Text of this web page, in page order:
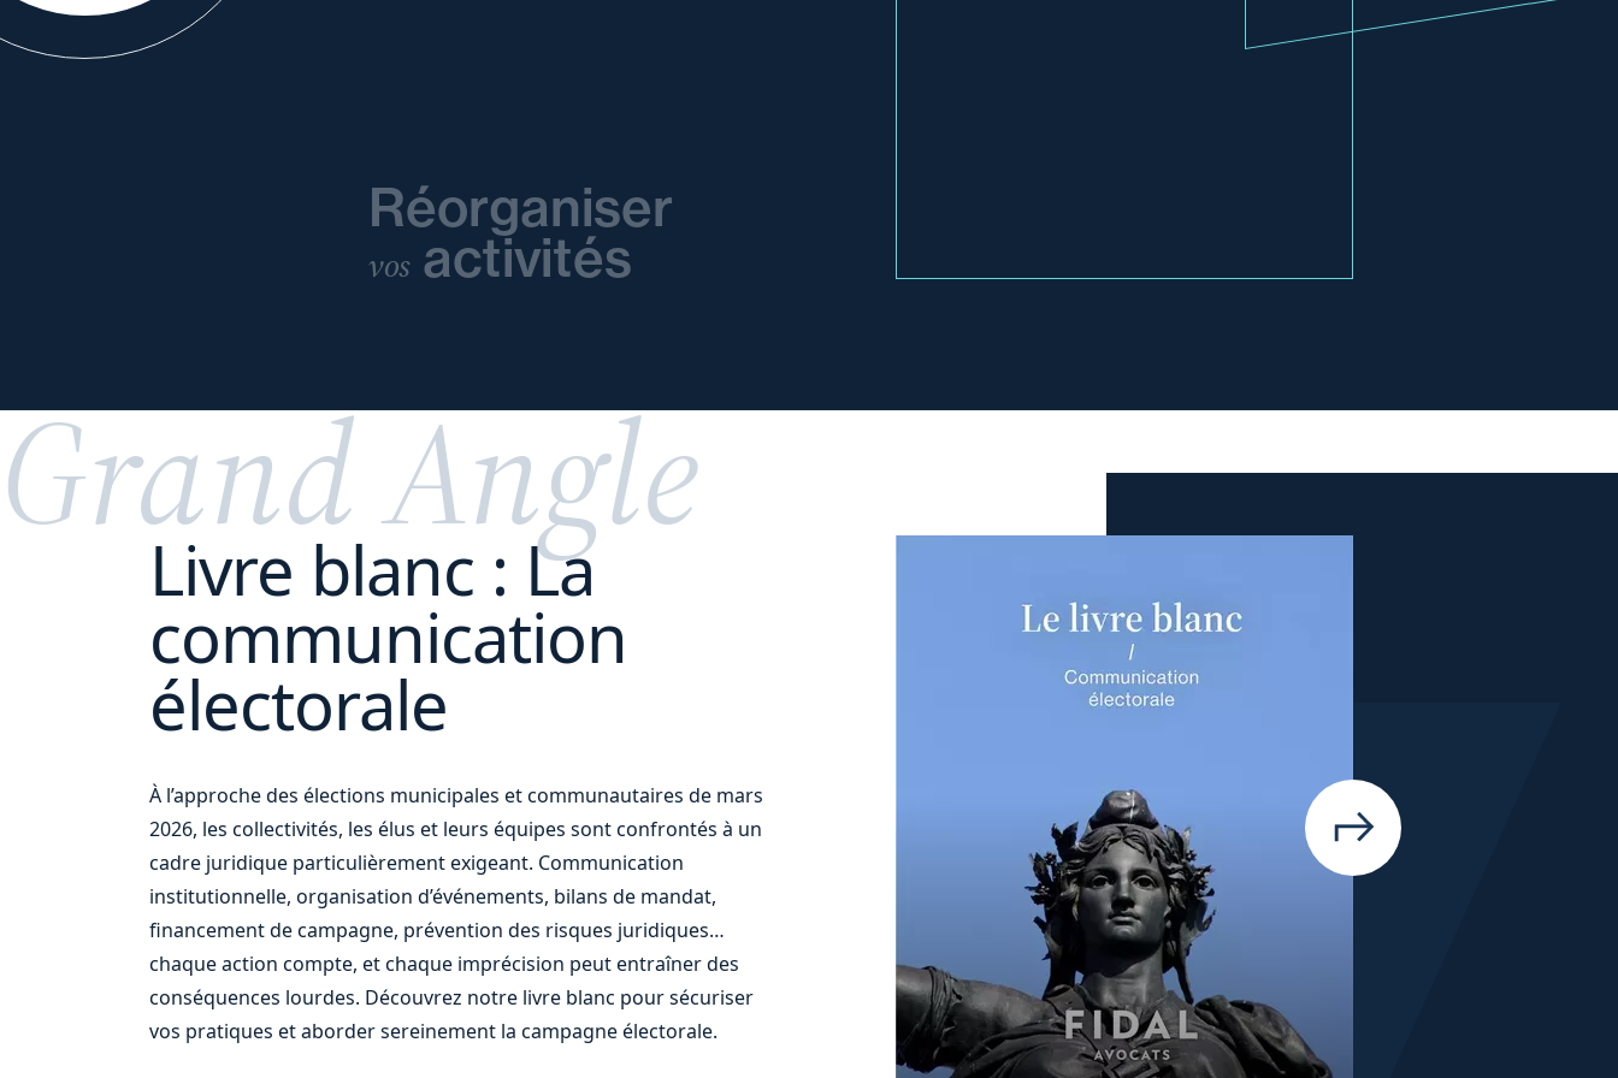
Réorganiser
vosactivités
ou
Grand Angle
Livre blanc : La
communication
électorale
À l’approche des élections municipales et communautaires de mars
2026, les collectivités, les élus et leurs équipes sont confrontés à un
cadre juridique particulièrement exigeant. Communication
institutionnelle, organisation d’événements, bilans de mandat,
financement de campagne, prévention des risques juridiques…
chaque action compte, et chaque imprécision peut entraîner des
conséquences lourdes. Découvrez notre livre blanc pour sécuriser
vos pratiques et aborder sereinement la campagne électorale.